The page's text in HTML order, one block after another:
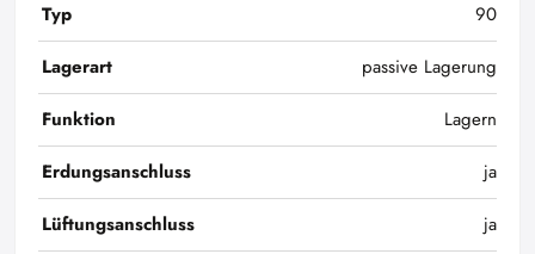
Typ
90
Lagerart
passive Lagerung
Funktion
Lagern
Erdungsanschluss
ja
Lüftungsanschluss
ja